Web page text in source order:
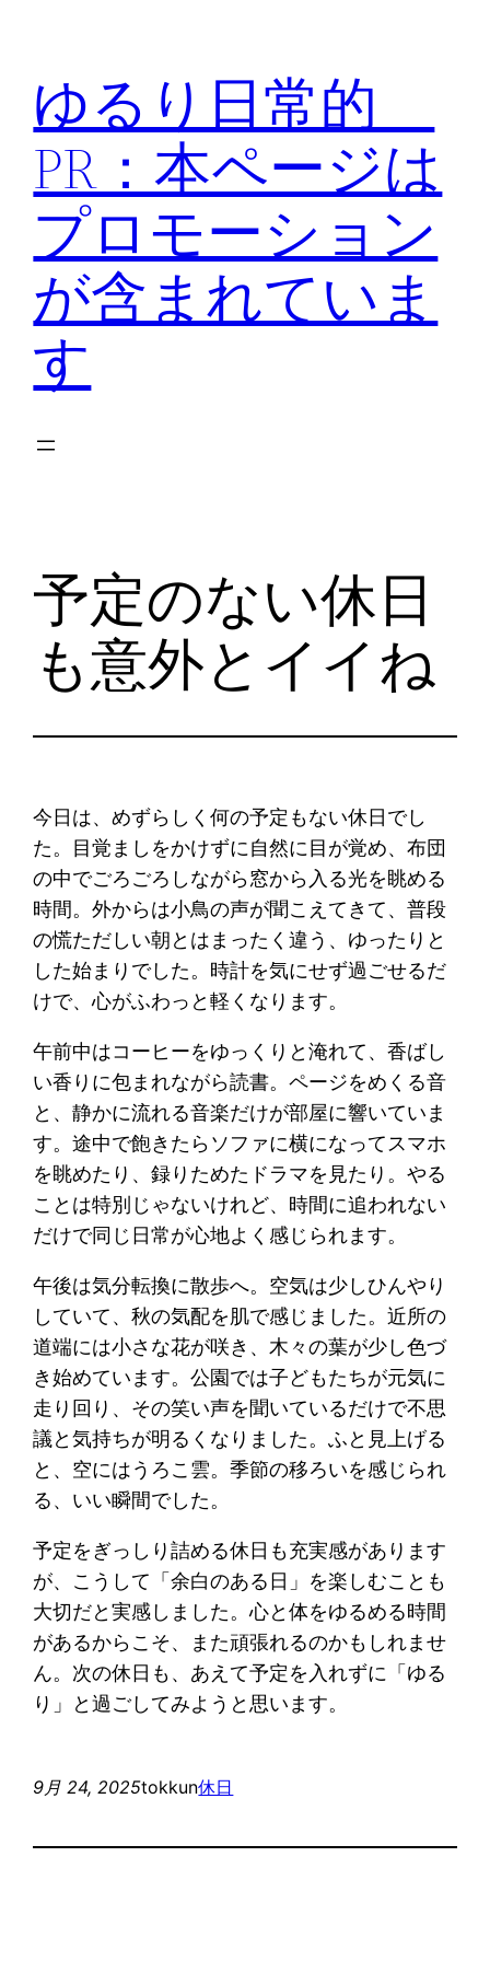
ゆるり日常的
PR：本ページは
プロモーション
が含まれていま
す
予定のない休日
も意外とイイね
今日は、めずらしく何の予定もない休日でし
た。目覚ましをかけずに自然に目が覚め、布団
の中でごろごろしながら窓から入る光を眺める
時間。外からは小鳥の声が聞こえてきて、普段
の慌ただしい朝とはまったく違う、ゆったりと
した始まりでした。時計を気にせず過ごせるだ
けで、心がふわっと軽くなります。
午前中はコーヒーをゆっくりと淹れて、香ばし
い香りに包まれながら読書。ページをめくる音
と、静かに流れる音楽だけが部屋に響いていま
す。途中で飽きたらソファに横になってスマホ
を眺めたり、録りためたドラマを見たり。やる
ことは特別じゃないけれど、時間に追われない
だけで同じ日常が心地よく感じられます。
午後は気分転換に散歩へ。空気は少しひんやり
していて、秋の気配を肌で感じました。近所の
道端には小さな花が咲き、木々の葉が少し色づ
き始めています。公園では子どもたちが元気に
走り回り、その笑い声を聞いているだけで不思
議と気持ちが明るくなりました。ふと見上げる
と、空にはうろこ雲。季節の移ろいを感じられ
る、いい瞬間でした。
予定をぎっしり詰める休日も充実感があります
が、こうして「余白のある日」を楽しむことも
大切だと実感しました。心と体をゆるめる時間
があるからこそ、また頑張れるのかもしれませ
ん。次の休日も、あえて予定を入れずに「ゆる
り」と過ごしてみようと思います。
9月 24, 2025tokkun休日